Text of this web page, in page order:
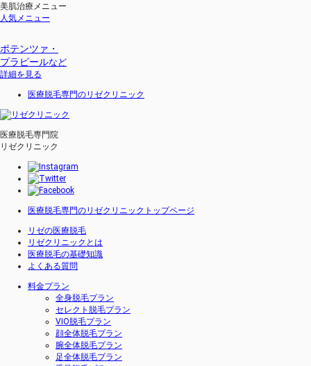
美肌治療メニュー
人気メニュー
ポテンツァ・
プラピールなど
詳細を見る
医療脱毛専門のリゼクリニック
医療脱毛専門院
リゼクリニック
医療脱毛専門のリゼクリニックトップページ
リゼの医療脱毛
リゼクリニックとは
医療脱毛の基礎知識
よくある質問
料金プラン
全身脱毛プラン
セレクト脱毛プラン
VIO脱毛プラン
顔全体脱毛プラン
腕全体脱毛プラン
足全体脱毛プラン